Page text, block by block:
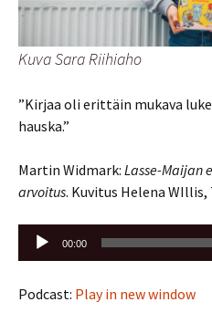
Kuva Sara Riihiaho
”Kirjaa oli erittäin mukava
hauska.”
Martin Widmark: Lasse-Maijan
arvoitus. Kuvitus Helena WIllis,
Äänitoistin
00:00
Podcast: Play in new window